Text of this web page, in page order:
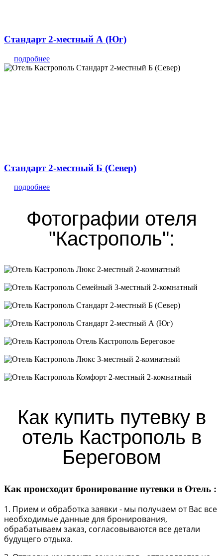
Стандарт 2-местный А (Юг)
подробнее
Стандарт 2-местный Б (Север)
подробнее
Фотографии отеля
"Кастрополь":
Как купить путевку в
отель Кастрополь в
Береговом
Как происходит бронирование путевки в Отель :
1. Прием и обработка заявки - мы получаем от Вас все
необходимые данные для бронирования,
обрабатываем заказ, согласовываются все детали
будущего отдыха.